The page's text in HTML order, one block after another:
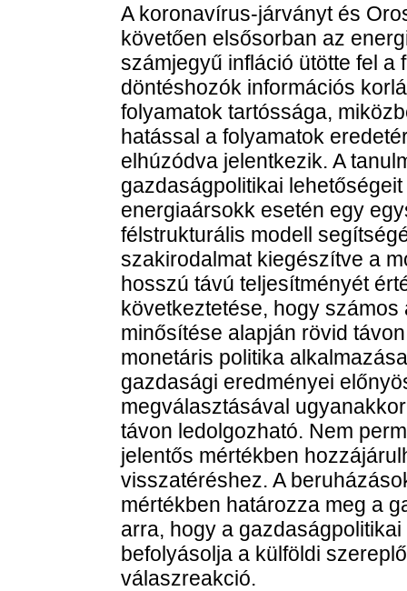
A koronavírus-járványt és
követően elsősorban az
számjegyű infláció ütötte fel a
döntéshozók információs
folyamatok tartóssága,
hatással a folyamatok
elhúzódva jelentkezik. A
gazdaságpolitikai
energiaársokk esetén egy
félstrukturális modell
szakirodalmat kiegészítve a
hosszú távú teljesítményét
következtetése, hogy
minősítése alapján rövid
monetáris politika
gazdasági eredményei
megválasztásával
távon ledolgozható. Nem
jelentős mértékben
visszatéréshez. A
mértékben határozza meg a
arra, hogy a
befolyásolja a külföldi
válaszreakció.